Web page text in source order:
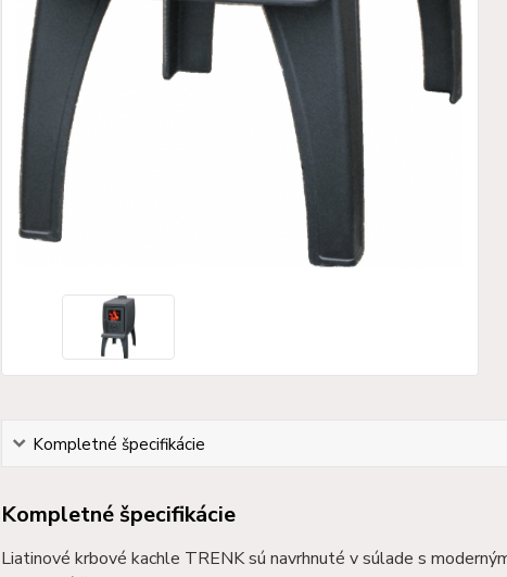
Kompletné špecifikácie
Kompletné špecifikácie
Liatinové krbové kachle TRENK sú navrhnuté v súlade s